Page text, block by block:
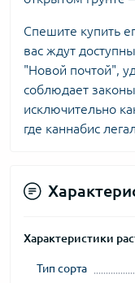
Спешите купить
вас ждут
"Новой почтой",
соблюдает
исключительно
где каннабис
Характеристики
Тип сорта